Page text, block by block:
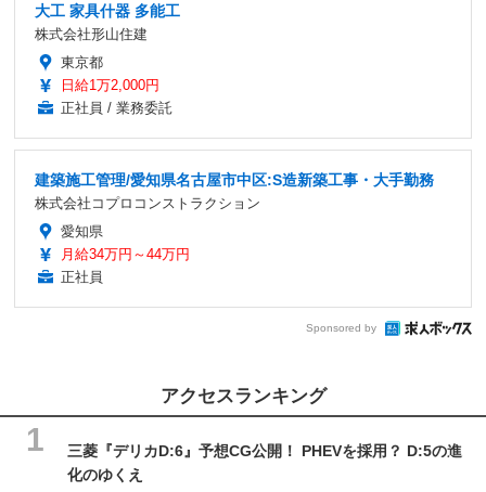
大工 家具什器 多能工
株式会社形山住建
東京都
日給1万2,000円
正社員 / 業務委託
建築施工管理/愛知県名古屋市中区:S造新築工事・大手勤務
株式会社コプロコンストラクション
愛知県
月給34万円～44万円
正社員
Sponsored by
アクセスランキング
三菱『デリカD:6』予想CG公開！ PHEVを採用？ D:5の進
化のゆくえ